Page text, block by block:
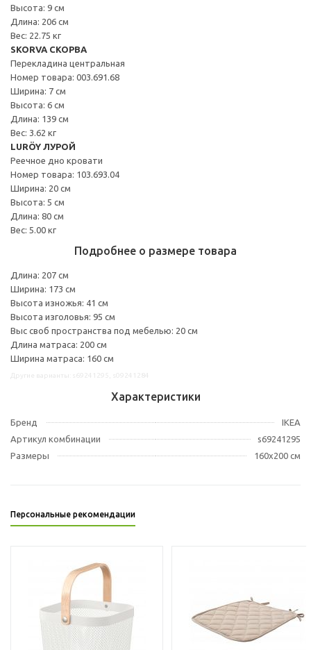
Высота: 9 см
Длина: 206 см
Вес: 22.75 кг
SKORVA СКОРВА
Перекладина центральная
Номер товара: 003.691.68
Ширина: 7 см
Высота: 6 см
Длина: 139 см
Вес: 3.62 кг
LURÖY ЛУРОЙ
Реечное дно кровати
Номер товара: 103.693.04
Ширина: 20 см
Высота: 5 см
Длина: 80 см
Вес: 5.00 кг
Подробнее о размере товара
Длина: 207 см
Ширина: 173 см
Высота изножья: 41 см
Высота изголовья: 95 см
Выс своб пространства под мебелью: 20 см
Длина матраса: 200 см
Ширина матраса: 160 см
Характеристики
Бренд
IKEA
Артикул комбинации
s69241295
Размеры
160x200 см
Персональные рекомендации